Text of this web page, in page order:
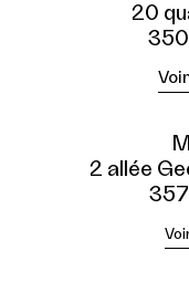
20
2 allée